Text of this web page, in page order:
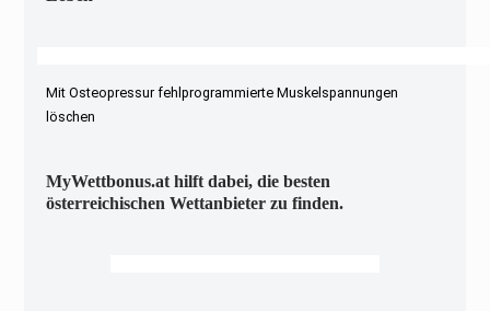
Mit Osteopressur fehlprogrammierte Muskelspannungen
löschen
MyWettbonus.at hilft dabei, die besten
österreichischen Wettanbieter zu finden.